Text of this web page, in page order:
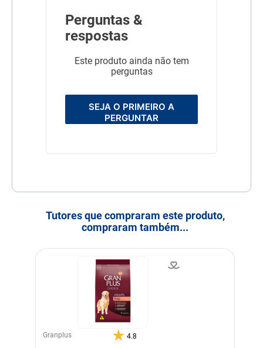
Perguntas &
respostas
Este produto ainda não tem
perguntas
SEJA O PRIMEIRO A
PERGUNTAR
Tutores que compraram este produto,
compraram também...
Granplus 4.8